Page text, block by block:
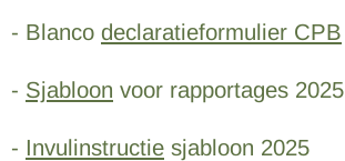
- Blanco declaratieformulier CPB
- Sjabloon voor rapportages 2025
- Invulinstructie sjabloon 2025